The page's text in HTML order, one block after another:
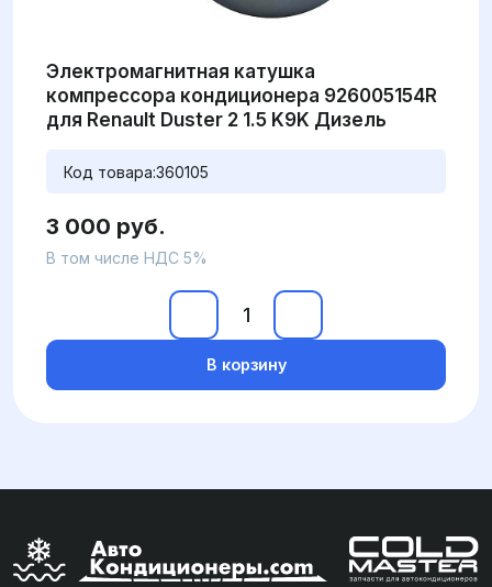
Электромагнитная катушка
компрессора кондиционера 926005154R
для Renault Duster 2 1.5 K9K Дизель
Код товара:360105
3 000 руб.
В том числе НДС 5%
В корзину